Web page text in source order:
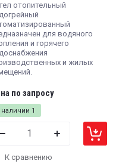
отопительный
для водяного
и горячего
и жилых
наличии 1
по запросу
К сравнению